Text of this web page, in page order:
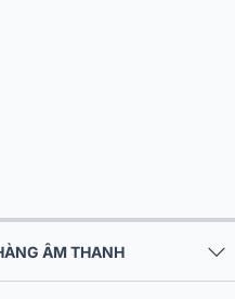
ÂM THANH